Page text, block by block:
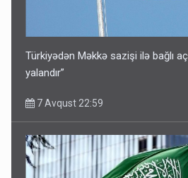
Türkiyədən Məkkə sazişi ilə bağlı
yalandır”
7 Avqust 22:59